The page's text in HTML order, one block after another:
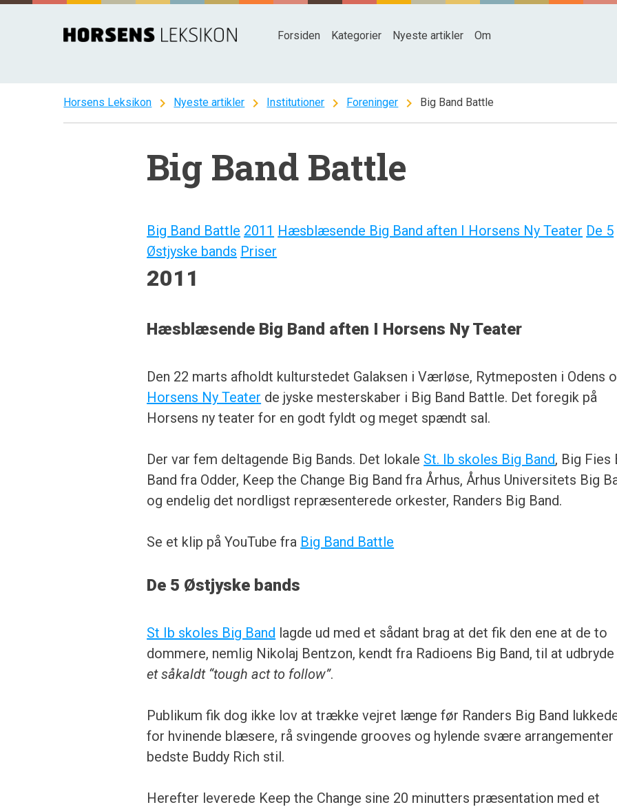
Spring
Forsiden Kategorier Nyeste artikler Om
Horsens Leksikon chevron_right Nyeste artikler chevron_right Institutioner chevron_right Foreninger chevron_right Big Band Battle
Big Band Battle
Big Band Battle 2011 Hæsblæsende Big Band aften I Horsens Ny Teater De 5
Østjyske bands Priser
2011
Hæsblæsende Big Band aften I Horsens Ny Teater
Den 22 marts afholdt kulturstedet Galaksen i Værløse, Rytmeposten i Odens
Horsens Ny Teater de jyske mesterskaber i Big Band Battle. Det foregik på
Horsens ny teater for en godt fyldt og meget spændt sal.
Der var fem deltagende Big Bands. Det lokale St. Ib skoles Big Band, Big Fies
Band fra Odder, Keep the Change Big Band fra Århus, Århus Universitets Big
og endelig det nordligst repræsenterede orkester, Randers Big Band.
Se et klip på YouTube fra Big Band Battle
De 5 Østjyske bands
St Ib skoles Big Band lagde ud med et sådant brag at det fik den ene at de to
dommere, nemlig Nikolaj Bentzon, kendt fra Radioens Big Band, til at
et såkaldt “tough act to follow”.
Publikum fik dog ikke lov at trække vejret længe før Randers Big Band
for hvinende blæsere, rå svingende grooves og hylende svære arrangementer
bedste Buddy Rich stil.
Herefter leverede Keep the Change sine 20 minutters præsentation med et